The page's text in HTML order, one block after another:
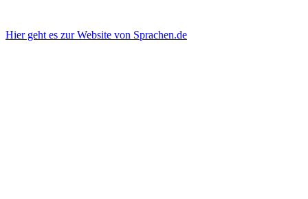
Hier geht es zur Website von Sprachen.de